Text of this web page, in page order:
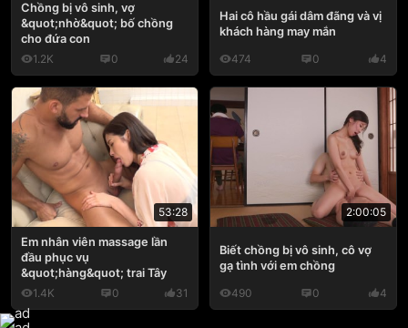
Chồng bị vô sinh, vợ
&quot;nhờ&quot; bố chồng
cho đứa con
1.2K
0 24
Hai cô hầu gái dâm đãng và vị
khách hàng may mắn
474 0 4
53:28
Em nhân viên massage lần
đầu phục vụ
&quot;hàng&quot; trai Tây
1.4K
0 31
2:00:05
Biết chồng bị vô sinh, cô vợ
gạ tình với em chồng
490 0 4